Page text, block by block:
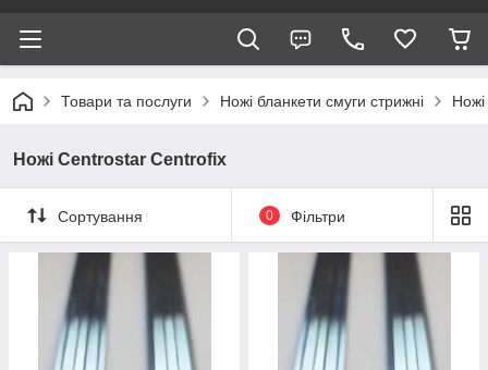
Товари та послуги Ножі бланкети смуги стрижні
Ножі Centrostar Centrofix
Сортування 0 Фільтри